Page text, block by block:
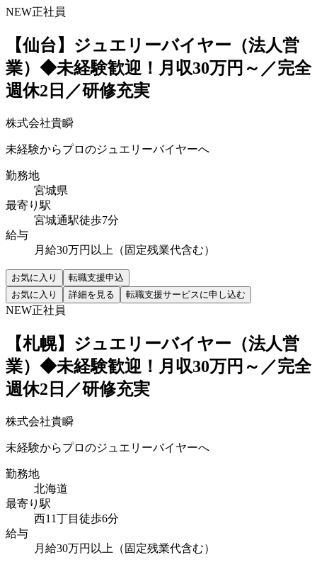
NEW正社員
【仙台】ジュエリーバイヤー（法人営
業）◆未経験歓迎！月収30万円～／完全
週休2日／研修充実
株式会社貴瞬
未経験からプロのジュエリーバイヤーへ
勤務地
宮城県
最寄り駅
宮城通駅徒歩7分
給与
月給30万円以上（固定残業代含む）
お気に入り
転職支援申込
お気に入り
詳細を見る 転職支援サービスに申し込む
NEW正社員
【札幌】ジュエリーバイヤー（法人営
業）◆未経験歓迎！月収30万円～／完全
週休2日／研修充実
株式会社貴瞬
未経験からプロのジュエリーバイヤーへ
勤務地
北海道
最寄り駅
西11丁目徒歩6分
給与
月給30万円以上（固定残業代含む）